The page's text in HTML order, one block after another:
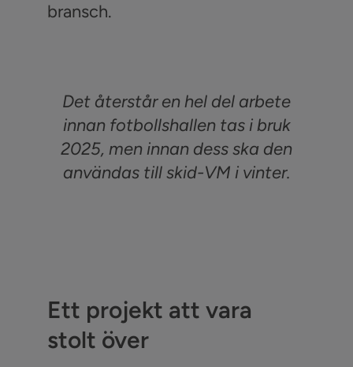
bransch.
Det återstår en hel del arbete
innan fotbollshallen tas i bruk
2025, men innan dess ska den
användas till skid-VM i vinter.
Ett projekt att vara
stolt över